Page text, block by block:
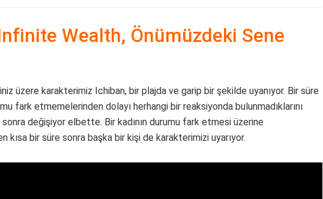
Wealth, Önümüzdeki Sene
üzere karakterimiz Ichiban, bir plajda ve garip bir şekilde uyanıyor. Bir süre
fark etmemelerinden dolayı herhangi bir reaksiyonda bulunmadıklarını
sonra değişiyor elbette. Bir kadının durumu fark etmesi üzerine
kısa bir süre sonra başka bir kişi de karakterimizi uyarıyor.